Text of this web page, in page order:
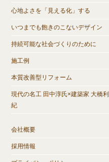
心地よさを「見える化」する
いつまでも飽きのこないデザイン
持続可能な社会づくりのために
施工例
本質改善型リフォーム
現代の名工 田中淳氏×建築家 大橋利
紀
会社概要
採用情報